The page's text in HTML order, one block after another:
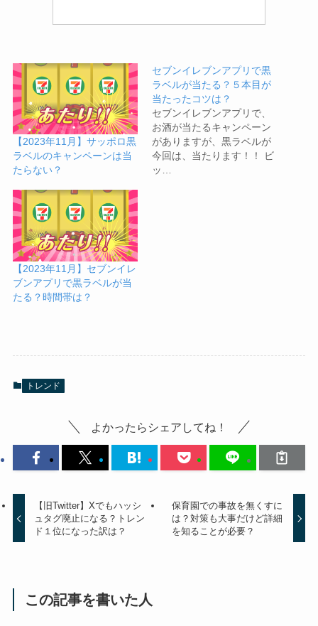
【2023年11月】サッポロ黒
ラベルのキャンペーンは当
たらない？
セブンイレブンアプリで黒
ラベルが当たる？５本目が
当たったコツは？
セブンイレブンアプリで、
お酒が当たるキャンペーン
がありますが、黒ラベルが
今回は、当たります！！ ビ
ッ…
【2023年11月】セブンイレ
ブンアプリで黒ラベルが当
たる？時間帯は？
トレンド
よかったらシェアしてね！
【旧Twitter】Xでもハッシ
ュタグ廃止になる？トレン
ド１位になった訳は？
保育園での事故を無くすに
は？対策も大事だけど詳細
を知ることが必要？
この記事を書いた人